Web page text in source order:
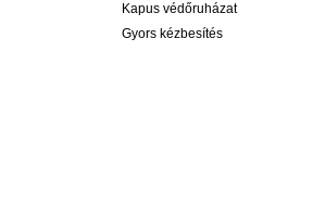
Kapus védőruházat
Gyors kézbesítés